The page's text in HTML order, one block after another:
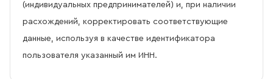
(индивидуальных предпринимателей) и, при наличии
расхождений, корректировать соответствующие
данные, используя в качестве идентификатора
пользователя указанный им ИНН.